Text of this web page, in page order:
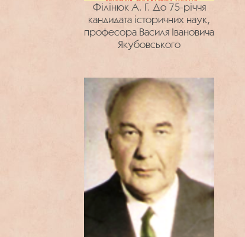
Філінюк А. Г. До 75-річчя
кандидата історичних наук,
професора Василя Івановича
Якубовського